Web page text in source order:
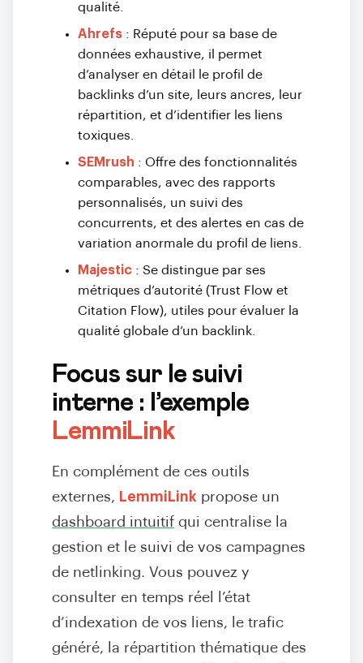
qualité.
Ahrefs : Réputé pour sa base de
données exhaustive, il permet
d’analyser en détail le profil de
backlinks d’un site, leurs ancres, leur
répartition, et d’identifier les liens
toxiques.
SEMrush : Offre des fonctionnalités
comparables, avec des rapports
personnalisés, un suivi des
concurrents, et des alertes en cas de
variation anormale du profil de liens.
Majestic : Se distingue par ses
métriques d’autorité (Trust Flow et
Citation Flow), utiles pour évaluer la
qualité globale d’un backlink.
Focus sur le suivi
interne : l’exemple
LemmiLink
En complément de ces outils
externes, LemmiLink propose un
dashboard intuitif qui centralise la
gestion et le suivi de vos campagnes
de netlinking. Vous pouvez y
consulter en temps réel l’état
d’indexation de vos liens, le trafic
généré, la répartition thématique des